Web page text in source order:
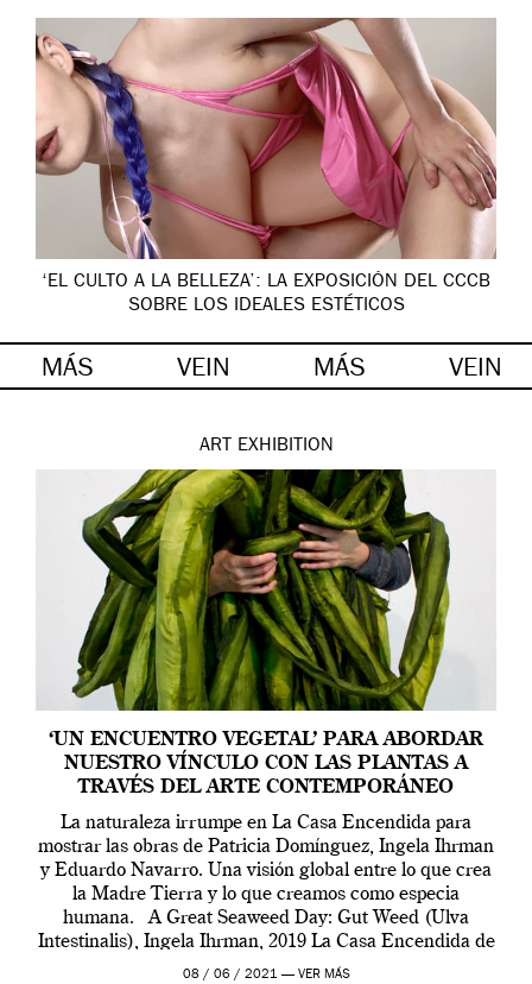
‘EL CULTO A LA BELLEZA’: LA EXPOSICIÓN DEL CCCB
SOBRE LOS IDEALES ESTÉTICOS
MÁS VEIN MÁS VEIN
ART EXHIBITION
‘UN ENCUENTRO VEGETAL’ PARA ABORDAR
NUESTRO VÍNCULO CON LAS PLANTAS A
TRAVÉS DEL ARTE CONTEMPORÁNEO
La naturaleza irrumpe en La Casa Encendida para
mostrar las obras de Patricia Domínguez, Ingela Ihrman
y Eduardo Navarro. Una visión global entre lo que crea
la Madre Tierra y lo que creamos como especia
humana. A Great Seaweed Day: Gut Weed (Ulva
Intestinalis), Ingela Ihrman, 2019 La Casa Encendida de
Madrid y la Wellcome […]
08 / 06 / 2021 — VER MÁS